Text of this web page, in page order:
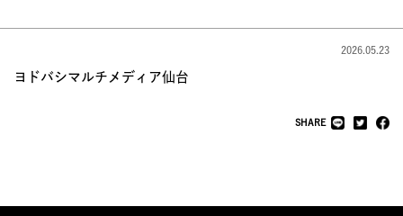
オンラインストア
2026.05.23
ヨドバシマルチメディア仙台
SHARE